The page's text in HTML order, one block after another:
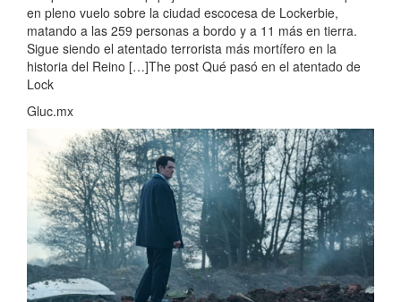
en pleno vuelo sobre la ciudad escocesa de Lockerbie,
matando a las 259 personas a bordo y a 11 más en tierra.
Sigue siendo el atentado terrorista más mortífero en la
historia del Reino […]The post Qué pasó en el atentado de
Lock
Gluc.mx